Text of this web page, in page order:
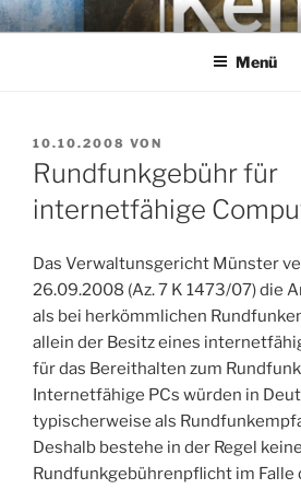
Zum
InhaltKEHL
Rechtsanwaltsgesellschaft mbH
Menü
VERÖFFENTLICHT
AM
10.10.2008 VON
Rundfunkgebühr für
internetfähige
Das Verwaltunsgericht Münster
26.09.2008 (Az. 7 K 1473/07) die
als bei herkömmlichen
allein der Besitz eines
für das Bereithalten zum
Internetfähige PCs würden in
typischerweise als
Deshalb bestehe in der Regel keine
Rundfunkgebührenpflicht im Falle